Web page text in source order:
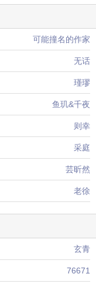
可能撞名的作家
无话
瑾璆
鱼玑&千夜
则幸
采庭
芸昕然
老徐
玄青
76671